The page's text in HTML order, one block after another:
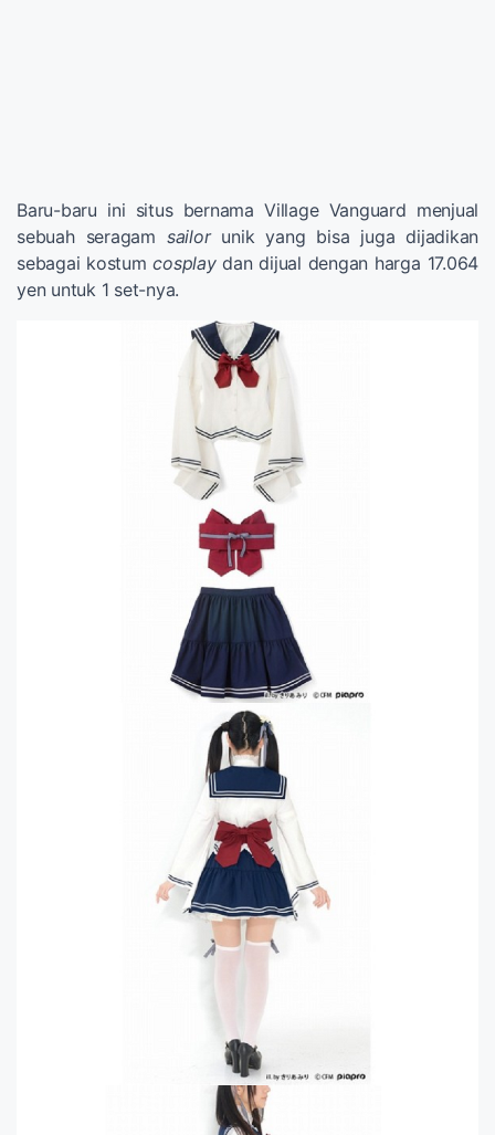
Baru-baru ini situs bernama Village Vanguard menjual
sebuah seragam sailorunik yang bisa juga dijadikan
sebagai kostumcosplaydan dijual dengan harga 17.064
yen untuk 1 set-nya.